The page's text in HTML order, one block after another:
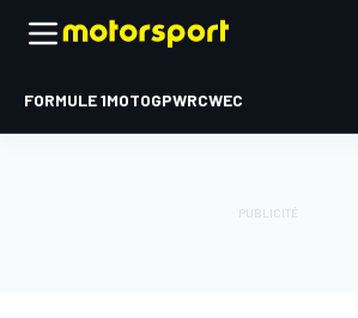
FORMULE 1MOTOGPWRCWEC